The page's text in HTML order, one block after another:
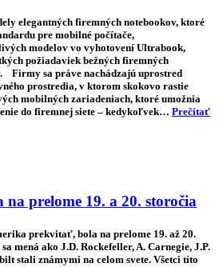
elegantných firemných notebookov, ktoré
pre mobilné počítače,
modelov vo vyhotovení Ultrabook,
požiadaviek bežných firemných
Firmy sa práve nachádzajú uprostred
prostredia, v ktorom skokovo rastie
mobilných zariadeniach, ktoré umožnia
do firemnej siete – kedykoľvek… Prečítať
na prelome 19. a 20. storočia
prekvitať, bola na prelome 19. až 20.
mená ako J.D. Rockefeller, A. Carnegie, J.P.
stali známymi na celom svete. Všetci títo